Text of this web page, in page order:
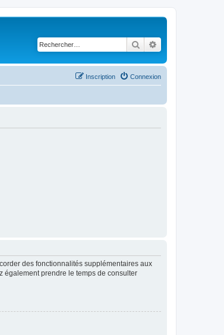
Rechercher
Connexion
Inscription
des fonctionnalités supplémentaires aux
également prendre le temps de consulter